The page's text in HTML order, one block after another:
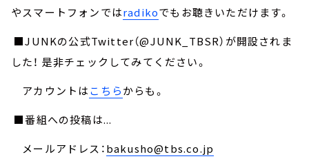
やスマートフォンではradikoでもお聴きいただけます。
■JUNKの公式Twitter（@JUNK_TBSR）が開設されま
した！ 是非チェックしてみてください。
アカウントはこちらからも。
■番組への投稿は...
メールアドレス：bakusho@tbs.co.jp